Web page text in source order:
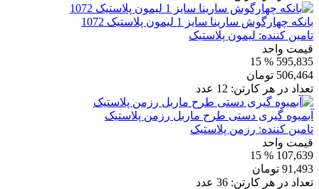
بانکه چهارگوش سارینا سایز 1 لیمون پلاستیک 1072
تامین کننده: لیمون پلاستیک
قیمت واحد
595,835
% 15
506,464 تومان
تعداد در هر کارتن: 12 عدد
آبمیوه گیری دستی طرح ماربل رزمن پلاستیک
تامین کننده: رزمن پلاستیک
قیمت واحد
107,639
% 15
91,493 تومان
تعداد در هر کارتن: 36 عدد